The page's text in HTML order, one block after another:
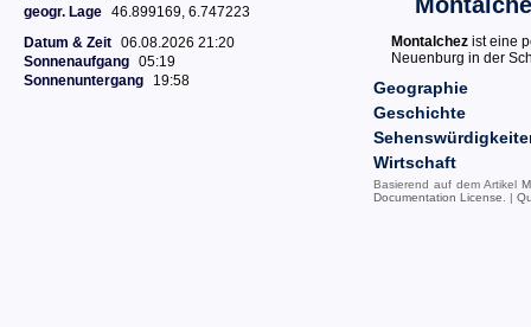
geogr. Lage 46.899169, 6.747223
Datum & Zeit 06.08.2026 21:20
Sonnenaufgang 05:19
Sonnenuntergang
19:58
Montalchez ist eine
Neuenburg in der
Geographie
Geschichte
Wirtschaft
Basierend auf dem Artikel
Documentation License . |